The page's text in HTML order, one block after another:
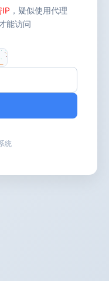
IP ，疑似使用代理
能访问
统